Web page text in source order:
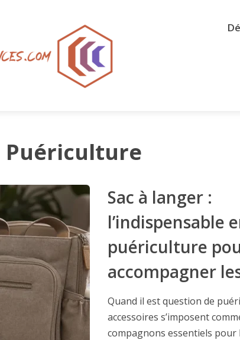
Puériculture
Sac à langer :
l’indispensable
puériculture
accompagner
Quand il est question de
accessoires s’imposent
compagnons essentiels pour